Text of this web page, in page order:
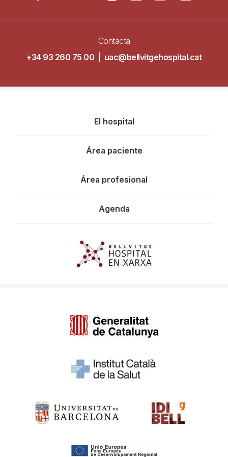
Contacta
+34 93 260 75 00
uac@bellvitgehospital.cat
principal
El hospital
Área paciente
Área profesional
Agenda